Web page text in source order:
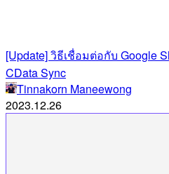
[Update] วิธีเชื่อมต่อกับ Google
CData Sync
Tinnakorn Maneewong
2023.12.26